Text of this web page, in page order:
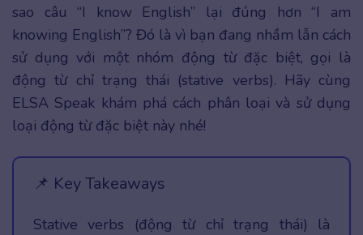
sao câu “I know English” lại đúng hơn “I am
knowing English”? Đó là vì bạn đang nhầm lẫn cách
sử dụng với một nhóm động từ đặc biệt, gọi là
động từ chỉ trạng thái (stative verbs). Hãy cùng
ELSA Speak khám phá cách phân loại và sử dụng
loại động từ đặc biệt này nhé!
📌 Key Takeaways
Stative verbs (động từ chỉ trạng thái) là